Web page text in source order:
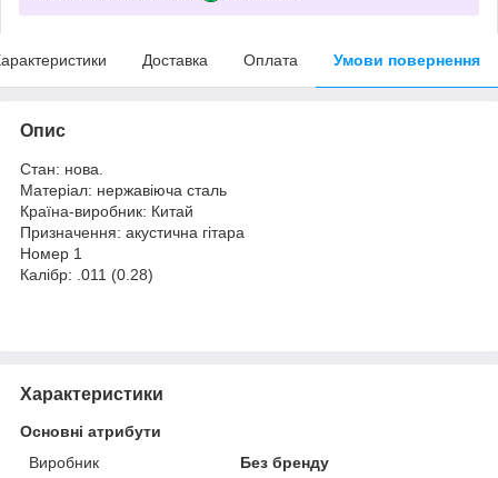
Доставка Оплата Умови повернення
Опис
Стан: нова.
Матеріал: нержавіюча сталь
Країна-виробник: Китай
Призначення: акустична гітара
Номер 1
Калібр: .011 (0.28)
Характеристики
Основні атрибути
Виробник
Без бренду